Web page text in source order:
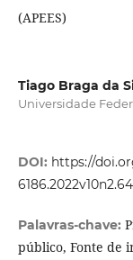
(APEES)
Tiago Braga da
Universidade
DOI: https://
Palavras-chave:
público, Fonte de